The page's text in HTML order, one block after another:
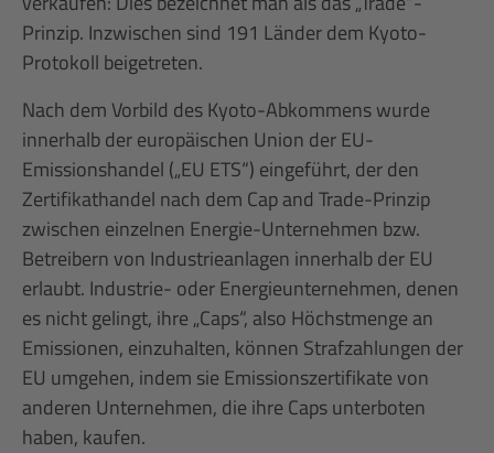
Prinzip. Inzwischen sind 191 Länder dem Kyoto-
Protokoll beigetreten.
Nach dem Vorbild des Kyoto-Abkommens wurde
innerhalb der europäischen Union der EU-
Emissionshandel („EU ETS“) eingeführt, der den
Zertifikathandel nach dem Cap and Trade-Prinzip
zwischen einzelnen Energie-Unternehmen bzw.
Betreibern von Industrieanlagen innerhalb der EU
erlaubt. Industrie- oder Energieunternehmen, denen
es nicht gelingt, ihre „Caps“, also Höchstmenge an
Emissionen, einzuhalten, können Strafzahlungen der
EU umgehen, indem sie Emissionszertifikate von
anderen Unternehmen, die ihre Caps unterboten
haben, kaufen.